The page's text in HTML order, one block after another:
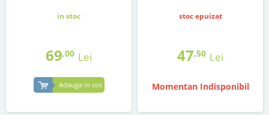
in stoc
69,00 Lei
Adauga in cos
stoc epuizat
47,50 Lei
Momentan Indisponibil